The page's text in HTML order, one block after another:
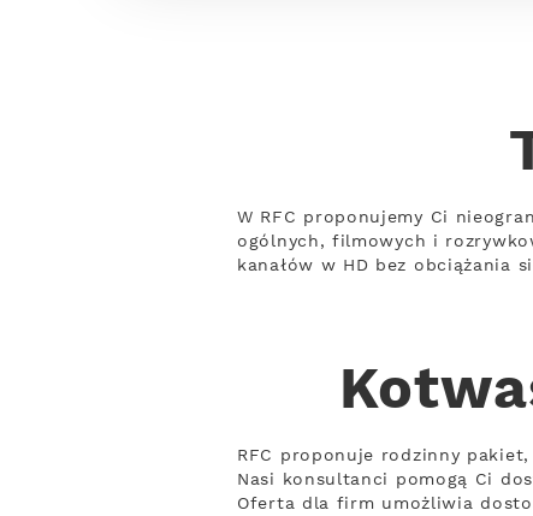
W RFC proponujemy Ci
ogólnych, filmowych i
kanałów w HD bez obciążania
RFC proponuje rodzinny
Nasi konsultanci pomogą Ci
Oferta dla firm umożliwia